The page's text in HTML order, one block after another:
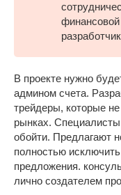
финансовой
В проекте нужно
админом счета.
трейдеры, которые
рынках.
обойти. Предлагают
полностью
предложения.
лично создателем